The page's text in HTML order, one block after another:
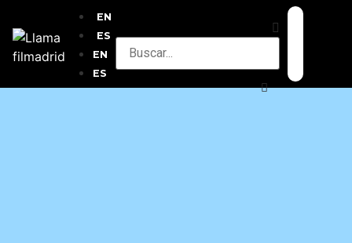
EN
ES
EN
ES